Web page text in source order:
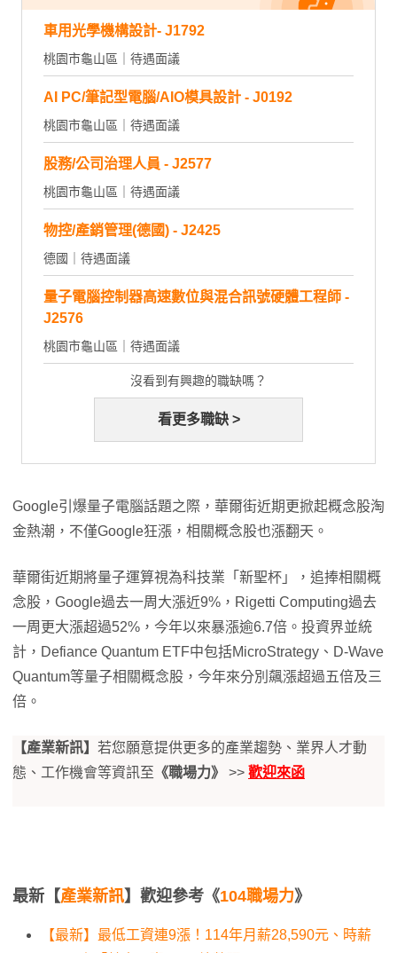
車用光學機構設計- J1792
桃園市龜山區｜待遇面議
AI PC/筆記型電腦/AIO模具設計 - J0192
桃園市龜山區｜待遇面議
股務/公司治理人員 - J2577
桃園市龜山區｜待遇面議
物控/產銷管理(德國) - J2425
德國｜待遇面議
量子電腦控制器高速數位與混合訊號硬體工程師 -
J2576
桃園市龜山區｜待遇面議
沒看到有興趣的職缺嗎？
看更多職缺 >
Google引爆量子電腦話題之際，華爾街近期更掀起概念股淘
金熱潮，不僅Google狂漲，相關概念股也漲翻天。
華爾街近期將量子運算視為科技業「新聖杯」，追捧相關概
念股，Google過去一周大漲近9%，Rigetti Computing過去
一周更大漲超過52%，今年以來暴漲逾6.7倍。投資界並統
計，Defiance Quantum ETF中包括MicroStrategy、D-Wave
Quantum等量子相關概念股，今年來分別飆漲超過五倍及三
倍。
【產業新訊】 若您願意提供更多的產業趨勢、業界人才動
態、工作機會等資訊至 《職場力》 >> 歡迎來函
最新【產業新訊】歡迎參考《104職場力》
【最新】最低工資連9漲！114年月薪28,590元、時薪